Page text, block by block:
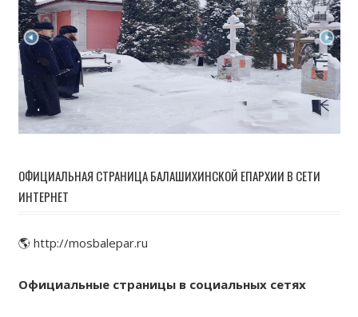
ОФИЦИАЛЬНАЯ СТРАНИЦА БАЛАШИХИНСКОЙ ЕПАРХИИ В СЕТИ
ИНТЕРНЕТ
🌎 http://mosbalepar.ru
Официальные страницы в социальных сетях